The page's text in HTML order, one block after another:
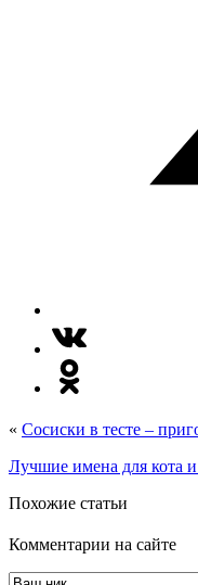
« Сосиски в тесте –
Лучшие имена для кота
Похожие статьи
Комментарии на сайте